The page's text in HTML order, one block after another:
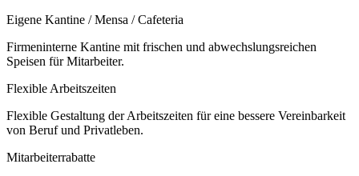
Eigene Kantine / Mensa / Cafeteria
Firmeninterne Kantine mit frischen und abwechslungsreichen
Speisen für Mitarbeiter.
Flexible Arbeitszeiten
Flexible Gestaltung der Arbeitszeiten für eine bessere Vereinbarkeit
von Beruf und Privatleben.
Mitarbeiterrabatte